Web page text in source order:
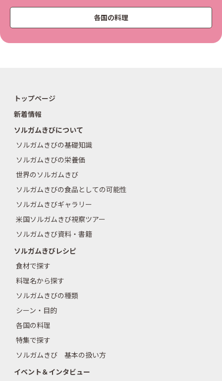
各国の料理
トップページ
新着情報
ソルガムきびについて
ソルガムきびの基礎知識
ソルガムきびの栄養価
世界のソルガムきび
ソルガムきびの食品としての可能性
ソルガムきびギャラリー
米国ソルガムきび視察ツアー
ソルガムきび資料・書籍
ソルガムきびレシピ
食材で探す
料理名から探す
ソルガムきびの種類
シーン・目的
各国の料理
特集で探す
ソルガムきび 基本の扱い方
イベント＆インタビュー